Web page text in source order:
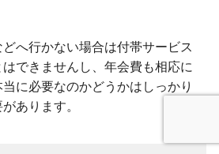
へ行かない場合は付帯サービス
できませんし、年会費も相応に
に必要なのかどうかはしっかり
あります。